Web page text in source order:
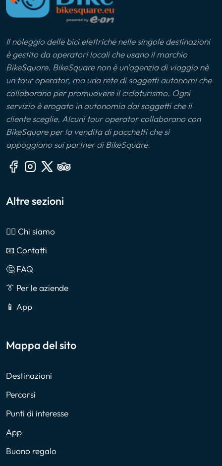
Il noleggio delle bici elettriche nelle singole destinazioni
è gestito da operatori locali che usano il marchio
BikeSquare. BikeSquare non è un'agenzia di viaggio nè
un tour operator, ma una rete di soggetti autonomi che
collaborano per promuovere il cicloturismo. Ogni
servizio è erogato in autonomia dai soggetti che il
cliente sceglie. Alcuni tour operator collaborano con
BikeSquare per la vendita di pacchetti che si
appoggiano sui partner di BikeSquare.
Altre sezioni
🙎‍♂️ Chi siamo
📧 Contatti
🤔 FAQ
👔 Per le aziende
📱 App
Mappa del sito
Destinazioni
Percorsi
Punti di interesse
App
Buono regalo